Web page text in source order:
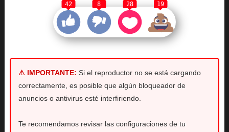
42 8 28 19
⚠ IMPORTANTE: Si el reproductor no se está cargando
correctamente, es posible que algún bloqueador de
anuncios o antivirus esté interfiriendo.
Te recomendamos revisar las configuraciones de tu